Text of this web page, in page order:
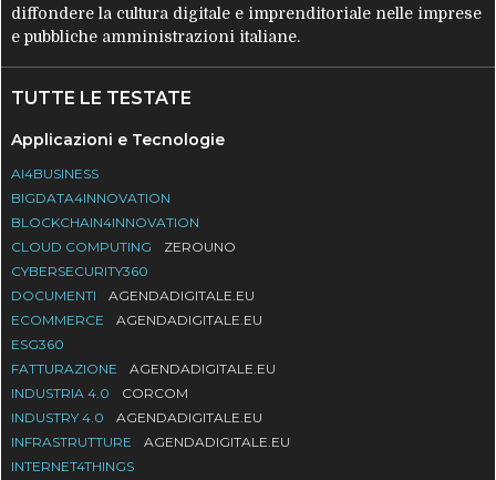
diffondere la cultura digitale e imprenditoriale nelle imprese
e pubbliche amministrazioni italiane.
TUTTE LE TESTATE
Applicazioni e Tecnologie
AI4BUSINESS
BIGDATA4INNOVATION
BLOCKCHAIN4INNOVATION
CLOUD COMPUTING
ZEROUNO
CYBERSECURITY360
DOCUMENTI
AGENDADIGITALE.EU
ECOMMERCE
AGENDADIGITALE.EU
ESG360
FATTURAZIONE
AGENDADIGITALE.EU
INDUSTRIA 4.0
CORCOM
INDUSTRY 4.0
AGENDADIGITALE.EU
INFRASTRUTTURE
AGENDADIGITALE.EU
INTERNET4THINGS